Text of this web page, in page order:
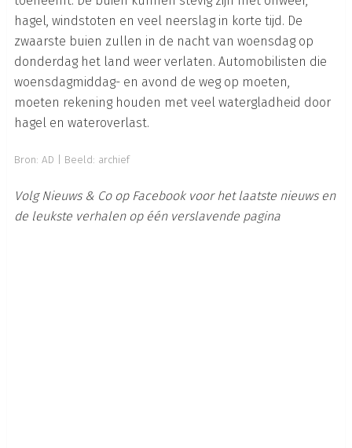
hagel, windstoten en veel neerslag in korte tijd. De
zwaarste buien zullen in de nacht van woensdag op
donderdag het land weer verlaten. Automobilisten die
woensdagmiddag- en avond de weg op moeten,
moeten rekening houden met veel watergladheid door
hagel en wateroverlast.
Bron: AD | Beeld: archief
Volg Nieuws & Co op Facebook voor het laatste nieuws en
de leukste verhalen op één verslavende pagina